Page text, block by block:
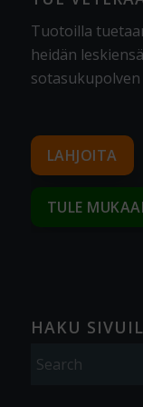
Tuotoilla
heidän
LAHJOITA
TULE
HAKU